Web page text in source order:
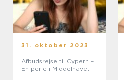
31. oktober 2023
Afbudsrejse til Cypern –
En perle i Middelhavet